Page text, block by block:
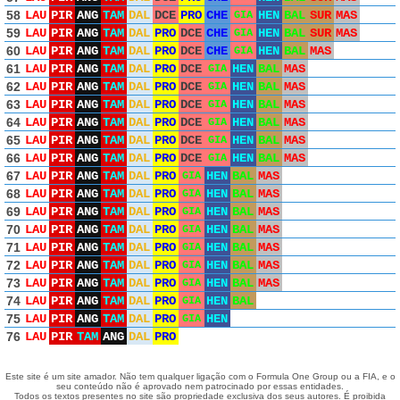
58 LAU PIR ANG TAM DAL DCE PRO CHE GIA HEN BAL SUR MAS
59 LAU PIR ANG TAM DAL PRO DCE CHE GIA HEN BAL SUR MAS
60 LAU PIR ANG TAM DAL PRO DCE CHE GIA HEN BAL MAS
61 LAU PIR ANG TAM DAL PRO DCE GIA HEN BAL MAS
62 LAU PIR ANG TAM DAL PRO DCE GIA HEN BAL MAS
63 LAU PIR ANG TAM DAL PRO DCE GIA HEN BAL MAS
64 LAU PIR ANG TAM DAL PRO DCE GIA HEN BAL MAS
65 LAU PIR ANG TAM DAL PRO DCE GIA HEN BAL MAS
66 LAU PIR ANG TAM DAL PRO DCE GIA HEN BAL MAS
67 LAU PIR ANG TAM DAL PRO GIA HEN BAL MAS
68 LAU PIR ANG TAM DAL PRO GIA HEN BAL MAS
69 LAU PIR ANG TAM DAL PRO GIA HEN BAL MAS
70 LAU PIR ANG TAM DAL PRO GIA HEN BAL MAS
71 LAU PIR ANG TAM DAL PRO GIA HEN BAL MAS
72 LAU PIR ANG TAM DAL PRO GIA HEN BAL MAS
73 LAU PIR ANG TAM DAL PRO GIA HEN BAL MAS
74 LAU PIR ANG TAM DAL PRO GIA HEN BAL
75 LAU PIR ANG TAM DAL PRO GIA HEN
76 LAU PIR TAM ANG DAL PRO
Este site é um site amador. Não tem qualquer ligação com o Formula One Group ou a FIA, e o
seu conteúdo não é aprovado nem patrocinado por essas entidades.
Todos os textos presentes no site são propriedade exclusiva dos seus autores. É proibida